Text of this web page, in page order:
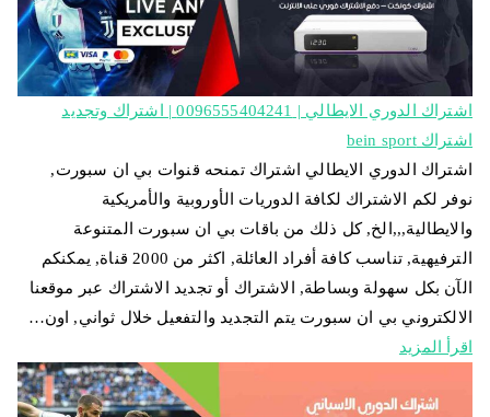
اشتراك الدوري الايطالي | 0096555404241 | اشتراك وتجديد
اشتراك bein sport
اشتراك الدوري الايطالي اشتراك تمنحه قنوات بي ان سبورت,
نوفر لكم الاشتراك لكافة الدوريات الأوروبية والأمريكية
والايطالية,,,الخ, كل ذلك من باقات بي ان سبورت المتنوعة
الترفيهية, تناسب كافة أفراد العائلة, اكثر من 2000 قناة, يمكنكم
الآن بكل سهولة وبساطة, الاشتراك أو تجديد الاشتراك عبر موقعنا
الالكتروني بي ان سبورت يتم التجديد والتفعيل خلال ثواني, اون…
اقرأ المزيد